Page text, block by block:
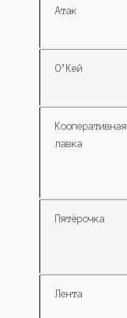
Атак
О’Кей
Кооперативная
лавка
Пятёрочка
Лента